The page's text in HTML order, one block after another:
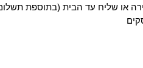
או שליח עד הבית (בתוספת